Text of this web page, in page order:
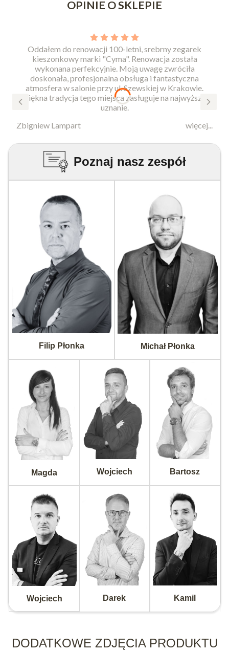
OPINIE O SKLEPIE
Oddałem do renowacji 100-letni, srebrny zegarek
kieszonkowy marki "Cyma". Renowacja została
wykonana perfekcyjnie. Moją uwagę zwróciła
doskonała, profesjonalna obsługa i fantastyczna
atmosfera w salonie przy ul. Szewskiej w Krakowie.
Piękna tradycja tego miejsca zasługuje na najwyższe
uznanie.
Zbigniew Lampart
więcej...
Poznaj nasz zespół
Filip Płonka Michał Płonka
Magda Wojciech Bartosz
Wojciech Darek Kamil
DODATKOWE ZDJĘCIA PRODUKTU